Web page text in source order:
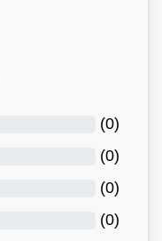
(
0
)
(
0
)
(
0
)
(
0
)